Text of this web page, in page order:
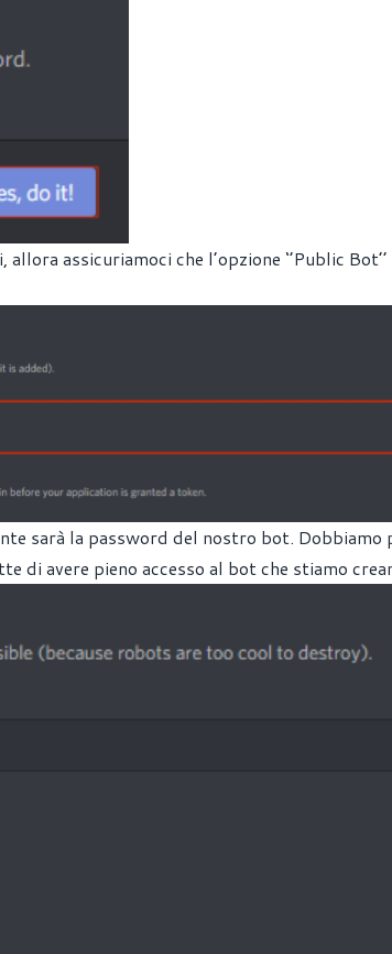
assicuriamoci che l’opzione ‘’Public Bot’’
sarà la password del nostro bot. Dobbiamo
di avere pieno accesso al bot che stiamo